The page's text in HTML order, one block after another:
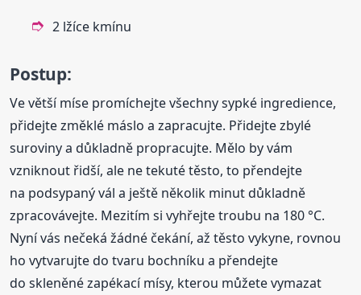
2 lžíce kmínu
Postup:
Ve větší míse promíchejte všechny sypké ingredience,
přidejte změklé máslo a zapracujte. Přidejte zbylé
suroviny a důkladně propracujte. Mělo by vám
vzniknout řidší, ale ne tekuté těsto, to přendejte
na podsypaný vál a ještě několik minut důkladně
zpracovávejte. Mezitím si vyhřejte troubu na 180 °C.
Nyní vás nečeká žádné čekání, až těsto vykyne, rovnou
ho vytvarujte do tvaru bochníku a přendejte
do skleněné zapékací mísy, kterou můžete vymazat